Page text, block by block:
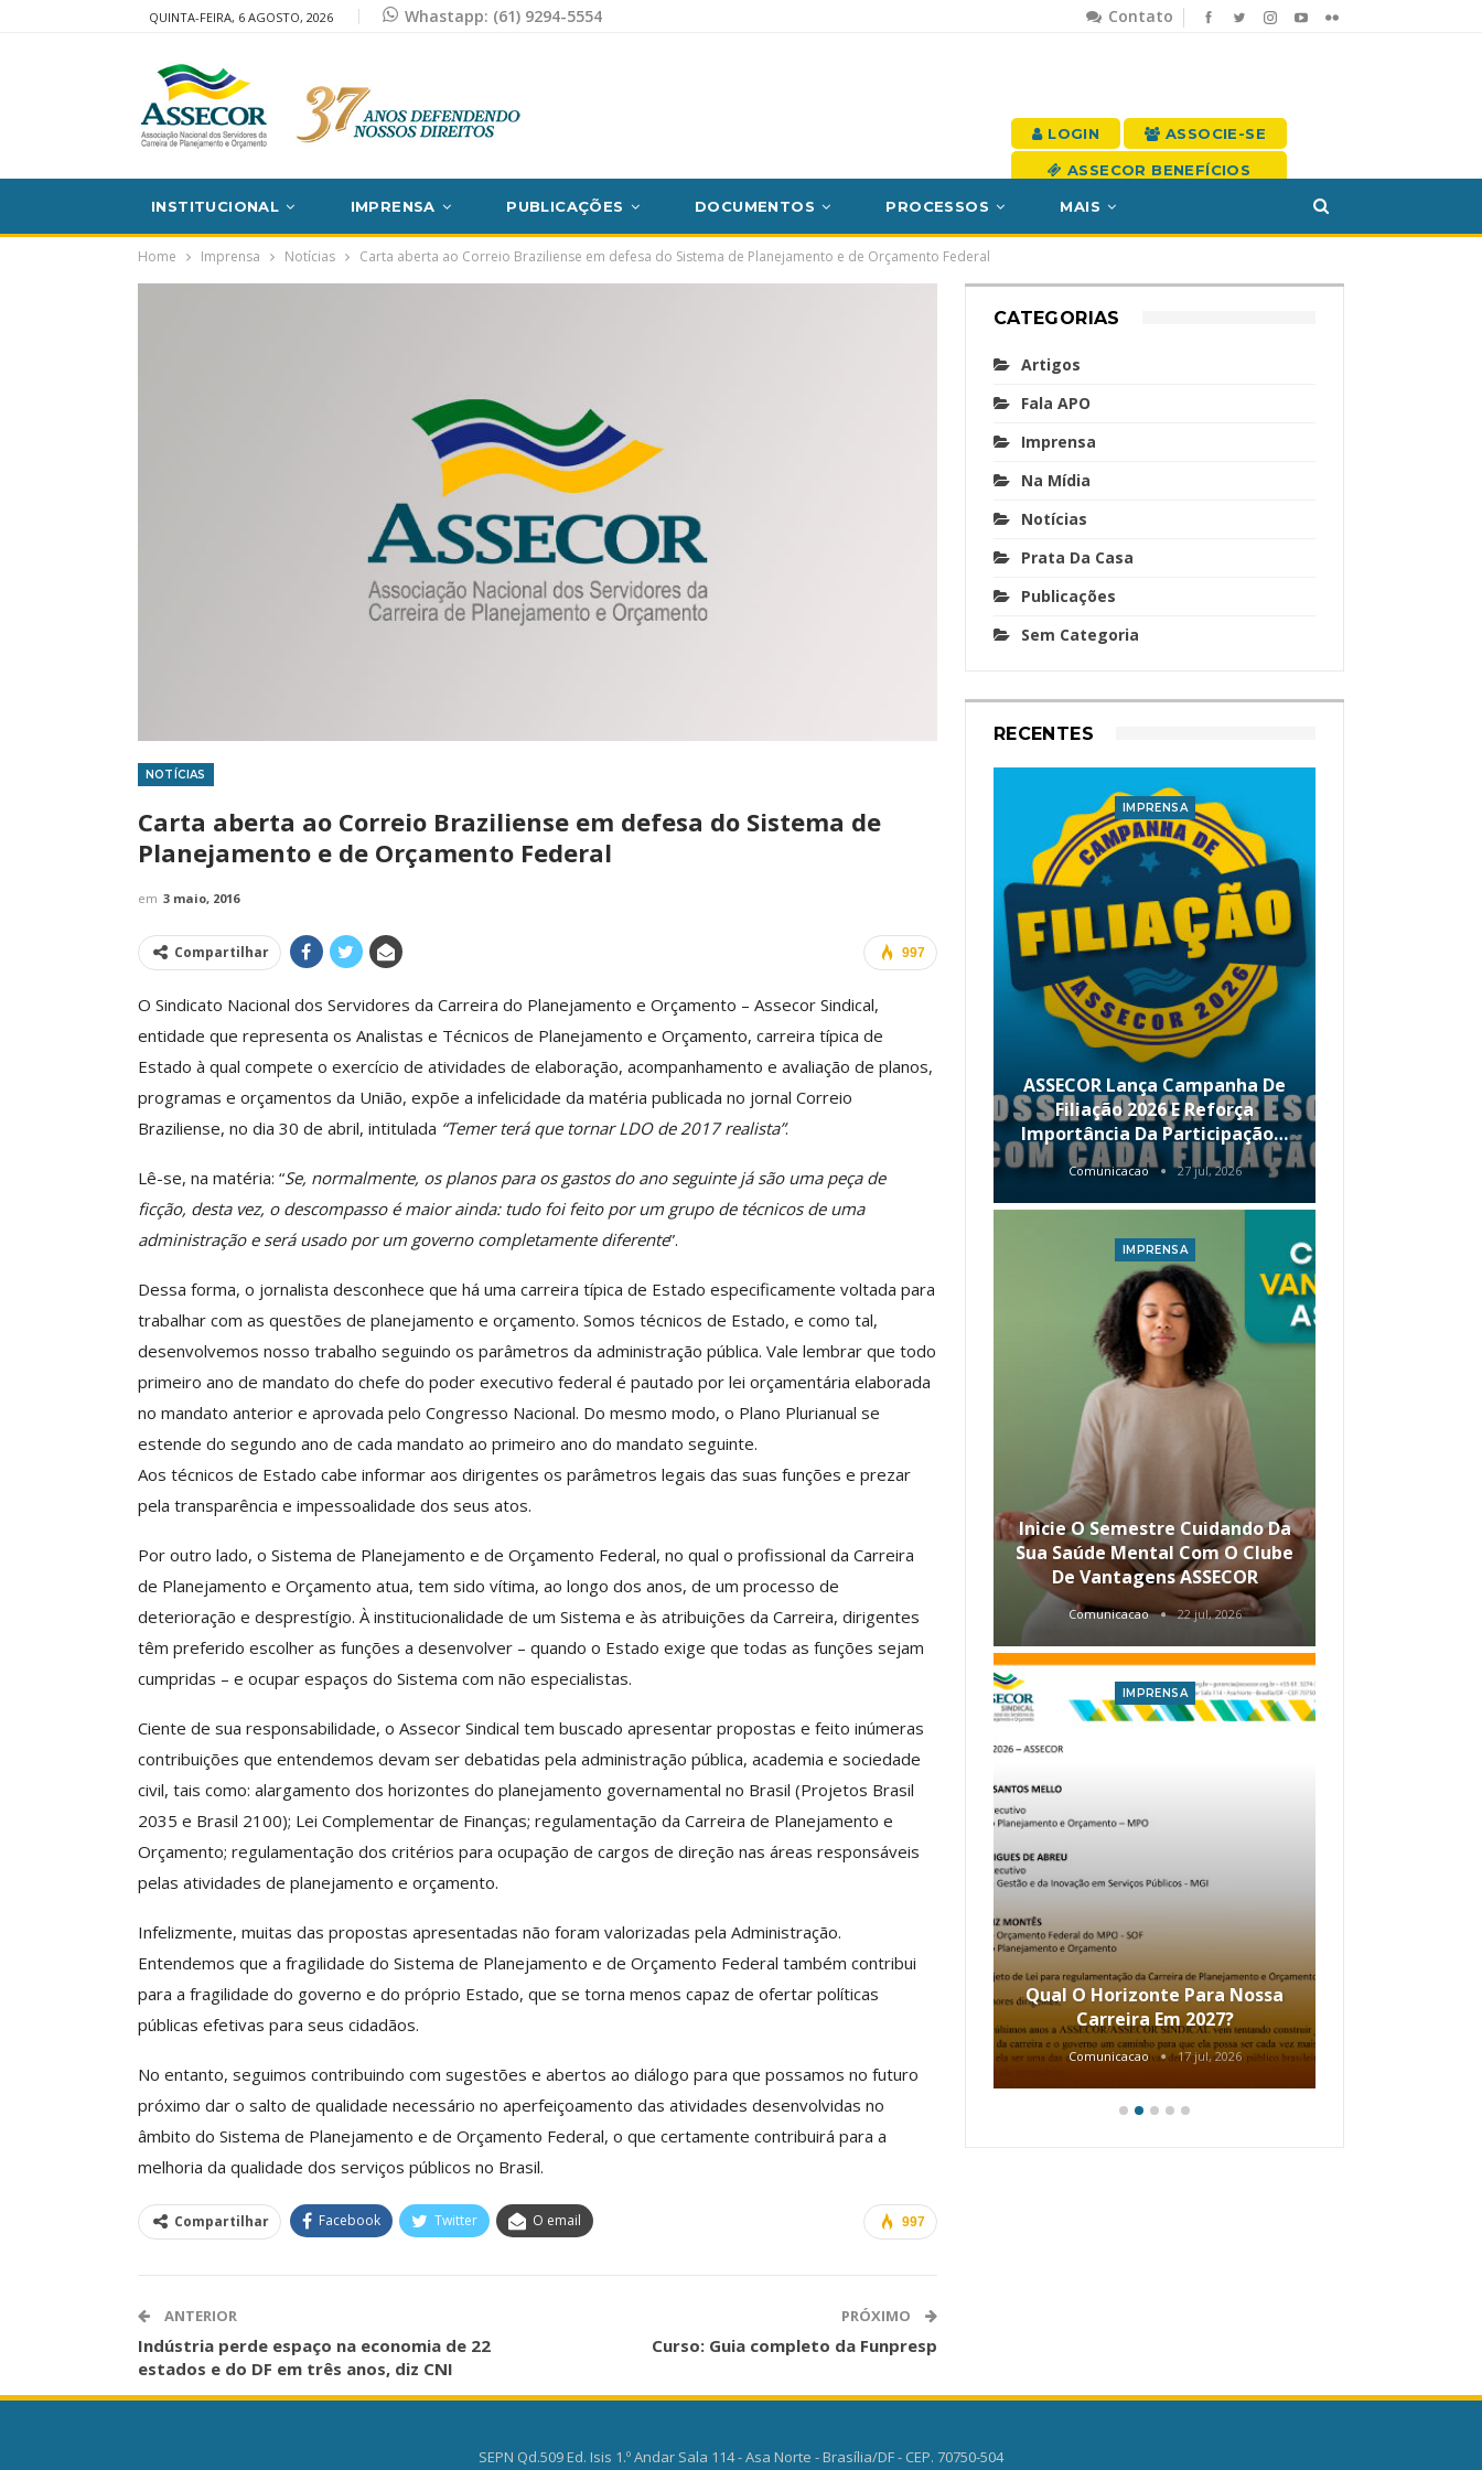
Contato
QUINTA-FEIRA, 6 AGOSTO, 2026 Whastapp: (61) 9294-5554
LOGIN ASSOCIE-SE
ASSECOR BENEFÍCIOS
INSTITUCIONAL IMPRENSA PUBLICAÇÕES DOCUMENTOS PROCESSOS MAIS
Home Imprensa Notícias Carta aberta ao Correio Braziliense em defesa do Sistema de Planejamento e de Orçamento Federal
NOTÍCIAS
Carta aberta ao Correio Braziliense em defesa do Sistema de
Planejamento e de Orçamento Federal
em 3 maio, 2016
997
Compartilhar
O Sindicato Nacional dos Servidores da Carreira do Planejamento e Orçamento – Assecor Sindical,
entidade que representa os Analistas e Técnicos de Planejamento e Orçamento, carreira típica de
Estado à qual compete o exercício de atividades de elaboração, acompanhamento e avaliação de planos,
programas e orçamentos da União, expõe a infelicidade da matéria publicada no jornal Correio
Braziliense, no dia 30 de abril, intitulada “Temer terá que tornar LDO de 2017 realista”.
Lê-se, na matéria: “Se, normalmente, os planos para os gastos do ano seguinte já são uma peça de
ficção, desta vez, o descompasso é maior ainda: tudo foi feito por um grupo de técnicos de uma
administração e será usado por um governo completamente diferente”.
Dessa forma, o jornalista desconhece que há uma carreira típica de Estado especificamente voltada para
trabalhar com as questões de planejamento e orçamento. Somos técnicos de Estado, e como tal,
desenvolvemos nosso trabalho seguindo os parâmetros da administração pública. Vale lembrar que todo
primeiro ano de mandato do chefe do poder executivo federal é pautado por lei orçamentária elaborada
no mandato anterior e aprovada pelo Congresso Nacional. Do mesmo modo, o Plano Plurianual se
estende do segundo ano de cada mandato ao primeiro ano do mandato seguinte.
Aos técnicos de Estado cabe informar aos dirigentes os parâmetros legais das suas funções e prezar
pela transparência e impessoalidade dos seus atos.
Por outro lado, o Sistema de Planejamento e de Orçamento Federal, no qual o profissional da Carreira
de Planejamento e Orçamento atua, tem sido vítima, ao longo dos anos, de um processo de
deterioração e desprestígio. À institucionalidade de um Sistema e às atribuições da Carreira, dirigentes
têm preferido escolher as funções a desenvolver – quando o Estado exige que todas as funções sejam
cumpridas – e ocupar espaços do Sistema com não especialistas.
Ciente de sua responsabilidade, o Assecor Sindical tem buscado apresentar propostas e feito inúmeras
contribuições que entendemos devam ser debatidas pela administração pública, academia e sociedade
civil, tais como: alargamento dos horizontes do planejamento governamental no Brasil (Projetos Brasil
2035 e Brasil 2100); Lei Complementar de Finanças; regulamentação da Carreira de Planejamento e
Orçamento; regulamentação dos critérios para ocupação de cargos de direção nas áreas responsáveis
pelas atividades de planejamento e orçamento.
Infelizmente, muitas das propostas apresentadas não foram valorizadas pela Administração.
Entendemos que a fragilidade do Sistema de Planejamento e de Orçamento Federal também contribui
para a fragilidade do governo e do próprio Estado, que se torna menos capaz de ofertar políticas
públicas efetivas para seus cidadãos.
No entanto, seguimos contribuindo com sugestões e abertos ao diálogo para que possamos no futuro
próximo dar o salto de qualidade necessário no aperfeiçoamento das atividades desenvolvidas no
âmbito do Sistema de Planejamento e de Orçamento Federal, o que certamente contribuirá para a
melhoria da qualidade dos serviços públicos no Brasil.
997
Compartilhar Facebook Twitter O email
ANTERIOR
Indústria perde espaço na economia de 22
estados e do DF em três anos, diz CNI
PRÓXIMO
Curso: Guia completo da Funpresp
CATEGORIAS
Artigos
Fala APO
Imprensa
Na Mídia
Notícias
Prata Da Casa
Publicações
Sem Categoria
RECENTES
Reúne Dezenas De Escolas De
Idiomas Com Condições…
Comunicacao 29 jun, 2026
IMPRENSA
ASSECOR Acompanha Reunião
Negociação Permanente E
Reforça…
Comunicacao 26 jun, 2026
O Futuro Da Nossa Carreira Em
Presidente Da ASSECOR
Participa De Debate Sobre A
Unificação Das Carreiras Do…
Comunicacao 5 ago, 2026
Valores Fundantes Da Ação
Sindical
Comunicacao 29 jul, 2026
Mais De Mil Procedimentos
Realizados No Primeiro
Semestre Mostram A
IMPRENSA
ASSECOR Lança Campanha De
Filiação 2026 E Reforça
Importância Da Participação…
Comunicacao 27 jul, 2026
IMPRENSA
Inicie O Semestre Cuidando Da
Sua Saúde Mental Com O Clube
De Vantagens ASSECOR
Comunicacao 22 jul, 2026
IMPRENSA
Qual O Horizonte Para Nossa
Carreira Em 2027?
Comunicacao 17 jul, 2026
SEPN Qd.509 Ed. Isis 1.º Andar Sala 114 - Asa Norte - Brasília/DF - CEP. 70750-504